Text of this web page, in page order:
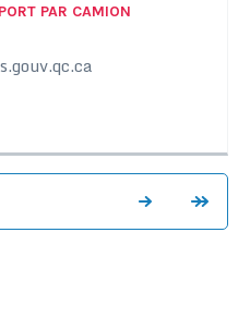
PAR CAMION
Voir
Voir